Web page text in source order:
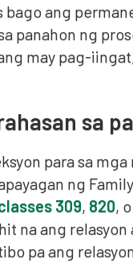
ang
panahon ng
may pag-
sa
para sa mga
ng
309, 820, o
na ang
pa ang